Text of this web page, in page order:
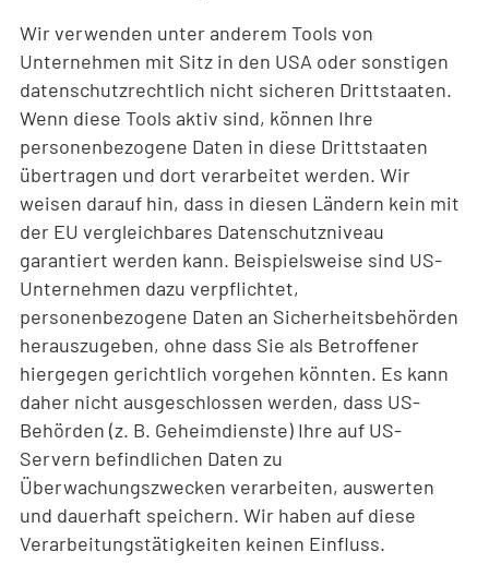
Wir verwenden unter anderem Tools von
Unternehmen mit Sitz in den USA oder sonstigen
datenschutzrechtlich nicht sicheren Drittstaaten.
Wenn diese Tools aktiv sind, können Ihre
personenbezogene Daten in diese Drittstaaten
übertragen und dort verarbeitet werden. Wir
weisen darauf hin, dass in diesen Ländern kein mit
der EU vergleichbares Datenschutzniveau
garantiert werden kann. Beispielsweise sind US-
Unternehmen dazu verpflichtet,
personenbezogene Daten an Sicherheitsbehörden
herauszugeben, ohne dass Sie als Betroffener
hiergegen gerichtlich vorgehen könnten. Es kann
daher nicht ausgeschlossen werden, dass US-
Behörden (z. B. Geheimdienste) Ihre auf US-
Servern befindlichen Daten zu
Überwachungszwecken verarbeiten, auswerten
und dauerhaft speichern. Wir haben auf diese
Verarbeitungstätigkeiten keinen Einfluss.